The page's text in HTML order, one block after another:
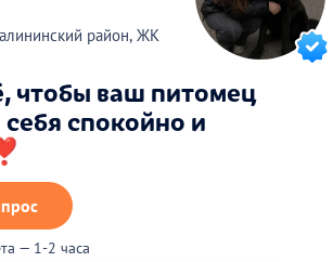
район, ЖК
чтобы ваш питомец
себя спокойно и
— 1-2 часа